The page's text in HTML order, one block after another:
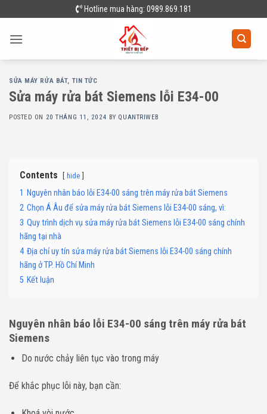
to
content
Hotline mua hàng: 0989.869.181
SỬA MÁY RỬA BÁT, TIN TỨC
Sửa máy rửa bát Siemens lỗi E34-00
POSTED ON 20 THÁNG 11, 2024 BY QUANTRIWEB
Contents hide
1 Nguyên nhân báo lỗi E34-00 sáng trên máy rửa bát Siemens
2 Chọn Á Âu để sửa máy rửa bát Siemens lỗi E34-00 sáng, vì:
3 Quy trình dịch vụ sửa máy rửa bát Siemens lỗi E34-00 sáng chính
hãng tại nhà
4 Địa chỉ uy tín sửa máy rửa bát Siemens lỗi E34-00 sáng chính
hãng ở TP. Hồ Chí Minh
5 Kết luận
Nguyên nhân báo lỗi E34-00 sáng trên máy rửa bát
Siemens
Do nước chảy liên tục vào trong máy
Để khắc phục lỗi này, bạn cần: